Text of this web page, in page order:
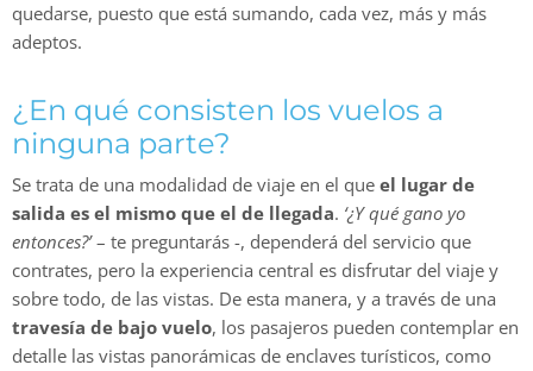
quedarse, puesto que está sumando, cada vez, más y más
adeptos.
¿En qué consisten los vuelos a
ninguna parte?
Se trata de una modalidad de viaje en el que el lugar de
salida es el mismo que el de llegada. ‘¿Y qué gano yo
entonces?’– te preguntarás -, dependerá del servicio que
contrates, pero la experiencia central es disfrutar del viaje y
sobre todo, de las vistas. De esta manera, y a través de una
travesía de bajo vuelo, los pasajeros pueden contemplar en
detalle las vistas panorámicas de enclaves turísticos, como